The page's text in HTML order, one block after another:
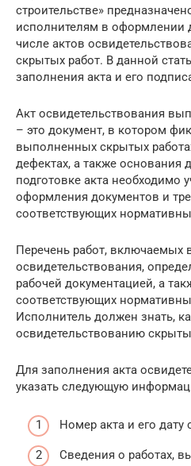
строительстве»
исполнителям в оформлении
числе актов
скрытых работ. В данной
заполнения акта и его
Акт освидетельствования
– это документ, в котором
выполненных скрытых
дефектах, а также основания
подготовке акта необходимо
оформления документов и
соответствующих
Перечень работ, включаемых
освидетельствования,
рабочей документацией, а
соответствующих
Исполнитель должен знать,
освидетельствованию
Для заполнения акта
указать следующую
Номер акта и его дату
Сведения о работах,